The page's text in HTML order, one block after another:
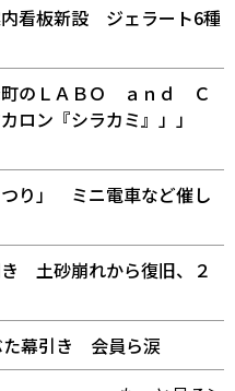
看板新設 ジェラート6種
のＬＡＢＯ ａｎｄ Ｃ
ロン『シラカミ』」」
り」 ミニ電車など催し
土砂崩れから復旧、２
幕引き 会員ら涙